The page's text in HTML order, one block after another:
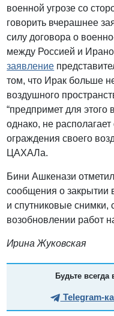
военной угрозе со
говорить вчерашнее
силу договора о
между Россией и
заявление
том, что Ирак больше
воздушного
“предпримет для
однако, не
ограждения своего
ЦАХАЛа.
Бини Ашкенази
сообщения о закрытии
и спутниковые снимки,
возобновлении работ
Ирина Жуковская
Будьте
Telegram-